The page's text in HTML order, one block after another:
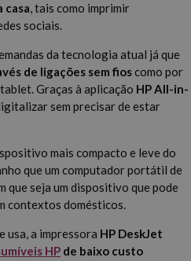
casa, tais como imprimir
sociais.
da tecnologia atual já que
de ligações sem fioscomo por
Graças à aplicação HP All-in-
sem precisar de estar
mais compacto e leve do
que um computador portátil de
que seja um dispositivo que pode
contextos domésticos.
usa, a impressora HP DeskJet
HP de baixo custo